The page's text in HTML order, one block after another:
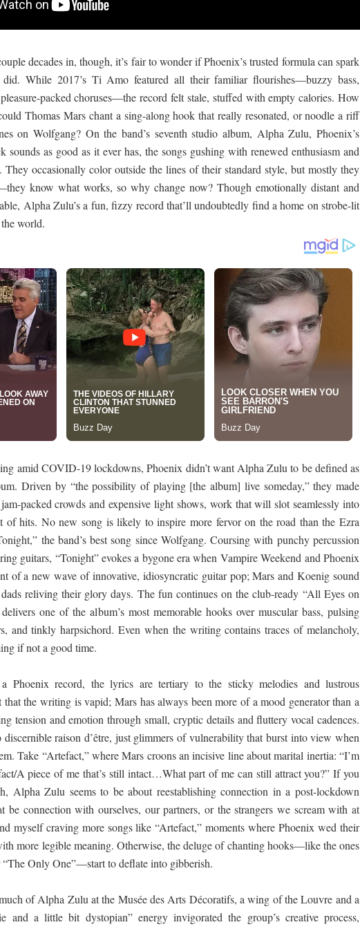
decades in, though, it’s fair to wonder if Phoenix’s trusted formula can spark
While 2017’s Ti Amo featured all their familiar flourishes—buzzy bass,
packed choruses—the record felt stale, stuffed with empty calories. How
Thomas Mars chant a sing-along hook that really resonated, or noodle a riff
on Wolfgang? On the band’s seventh studio album, Alpha Zulu, Phoenix’s
sounds as good as it ever has, the songs gushing with renewed enthusiasm and
They occasionally color outside the lines of their standard style, but mostly they
know what works, so why change now? Though emotionally distant and
Alpha Zulu’s a fun, fizzy record that’ll undoubtedly find a home on strobe-lit
world.
amid COVID-19 lockdowns, Phoenix didn’t want Alpha Zulu to be defined as
Driven by “the possibility of playing [the album] live someday,” they made
packed crowds and expensive light shows, work that will slot seamlessly into
of hits. No new song is likely to inspire more fervor on the road than the Ezra
the band’s best song since Wolfgang. Coursing with punchy percussion
guitars, “Tonight” evokes a bygone era when Vampire Weekend and Phoenix
of a new wave of innovative, idiosyncratic guitar pop; Mars and Koenig sound
reliving their glory days. The fun continues on the club-ready “All Eyes on
one of the album’s most memorable hooks over muscular bass, pulsing
and tinkly harpsichord. Even when the writing contains traces of melancholy,
if not a good time.
Phoenix record, the lyrics are tertiary to the sticky melodies and lustrous
that the writing is vapid; Mars has always been more of a mood generator than a
tension and emotion through small, cryptic details and fluttery vocal cadences.
raison d’être, just glimmers of vulnerability that burst into view when
Take “Artefact,” where Mars croons an incisive line about marital inertia: “I’m
A piece of me that’s still intact…What part of me can still attract you?” If you
Alpha Zulu seems to be about reestablishing connection in a post-lockdown
be connection with ourselves, our partners, or the strangers we scream with at
myself craving more songs like “Artefact,” moments where Phoenix wed their
more legible meaning. Otherwise, the deluge of chanting hooks—like the ones
Only One”—start to deflate into gibberish.
of Alpha Zulu at the Musée des Arts Décoratifs, a wing of the Louvre and a
and a little bit dystopian” energy invigorated the group’s creative process,